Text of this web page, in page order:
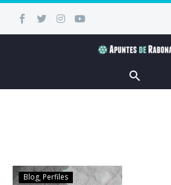
Blog Perfiles